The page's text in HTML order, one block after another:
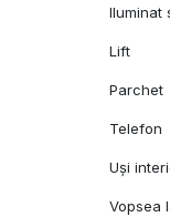
Iluminat
Lift
Parchet
Telefon
Uși
Vopsea